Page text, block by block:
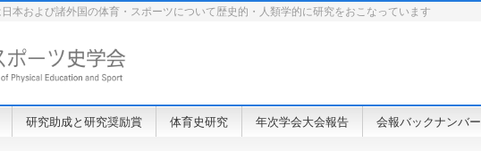
本および諸外国の体育・スポーツについて歴史的・人類学的に研究をおこなっています
研究助成と研究奨励賞 体育史研究 年次学会大会報告 会報バックナンバー